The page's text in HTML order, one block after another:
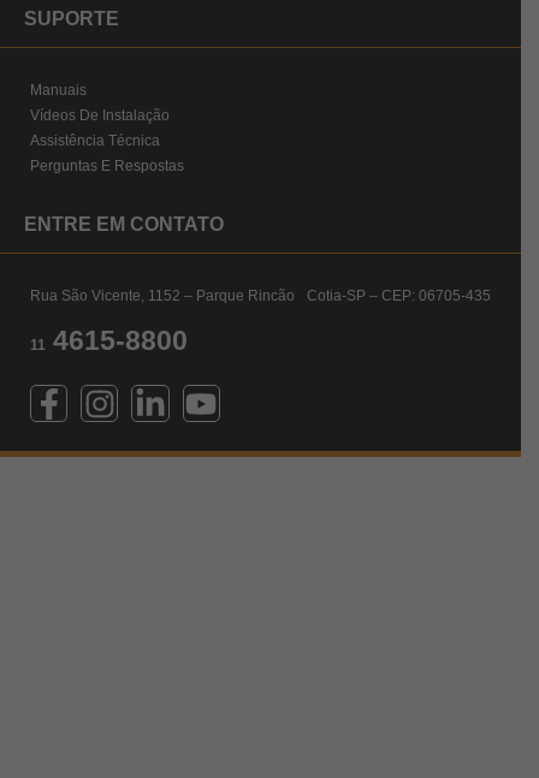
SUPORTE
Manuais
Vídeos De Instalação
Assistência Técnica
Perguntas E Respostas
ENTRE EM CONTATO
Rua São Vicente, 1152 – Parque Rincão Cotia-SP – CEP: 06705-435
11 4615-8800